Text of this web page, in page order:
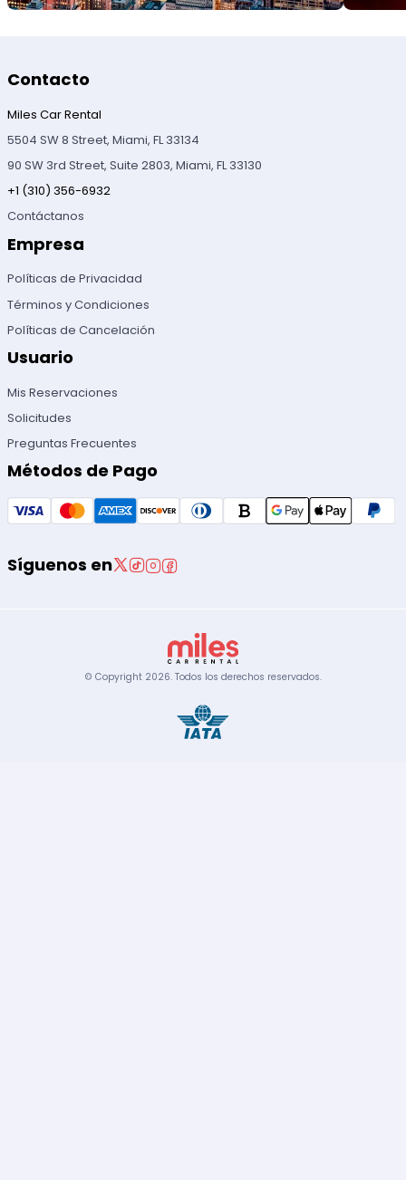
Contacto
Miles Car Rental
5504 SW 8 Street, Miami, FL 33134
90 SW 3rd Street, Suite 2803, Miami, FL 33130
+1 (310) 356-6932
Contáctanos
Empresa
Políticas de Privacidad
Términos y Condiciones
Políticas de Cancelación
Usuario
Mis Reservaciones
Solicitudes
Preguntas Frecuentes
Métodos de Pago
Síguenos en
© Copyright 2026. Todos los derechos reservados.